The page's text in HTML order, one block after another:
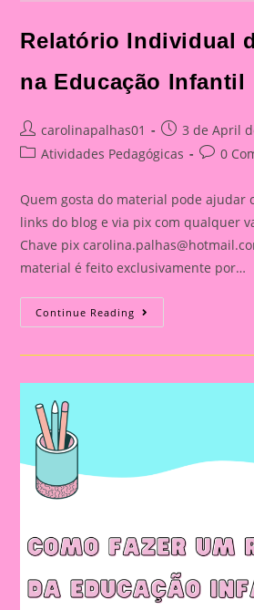
Relatório Individual
na Educação Infantil
Post
author:
carolinapalhas01
Post
published:
3 de April
PostAtividades Pedagógicas
Post0
Quem gosta do material pode ajudar
links do blog e via pix com qualquer
Chave pix
material é feito exclusivamente por…
Continue Reading Relatório
Individual
Avaliação